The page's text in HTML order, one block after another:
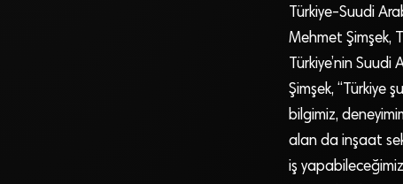
Türkiye-Suudi
Mehmet Şimşek,
Türkiye’nin
Şimşek, “Türkiye
bilgimiz,
alan da inşaat
iş